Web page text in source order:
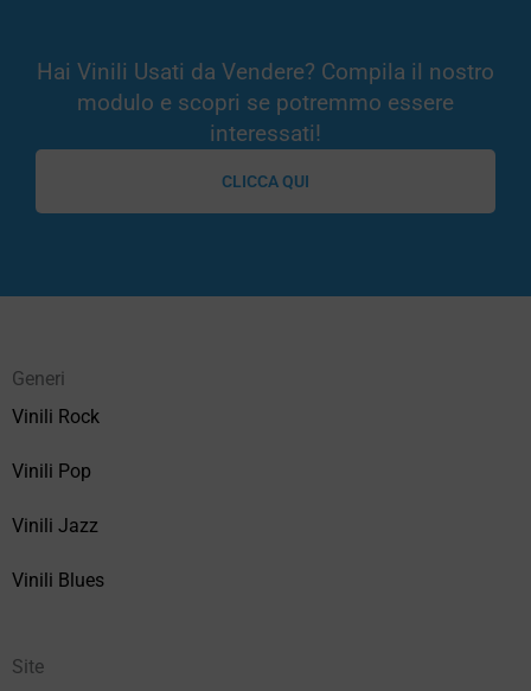
Hai Vinili Usati da Vendere? Compila il nostro
modulo e scopri se potremmo essere
interessati!
CLICCA QUI
Generi
Vinili Rock
Vinili Pop
Vinili Jazz
Vinili Blues
Site